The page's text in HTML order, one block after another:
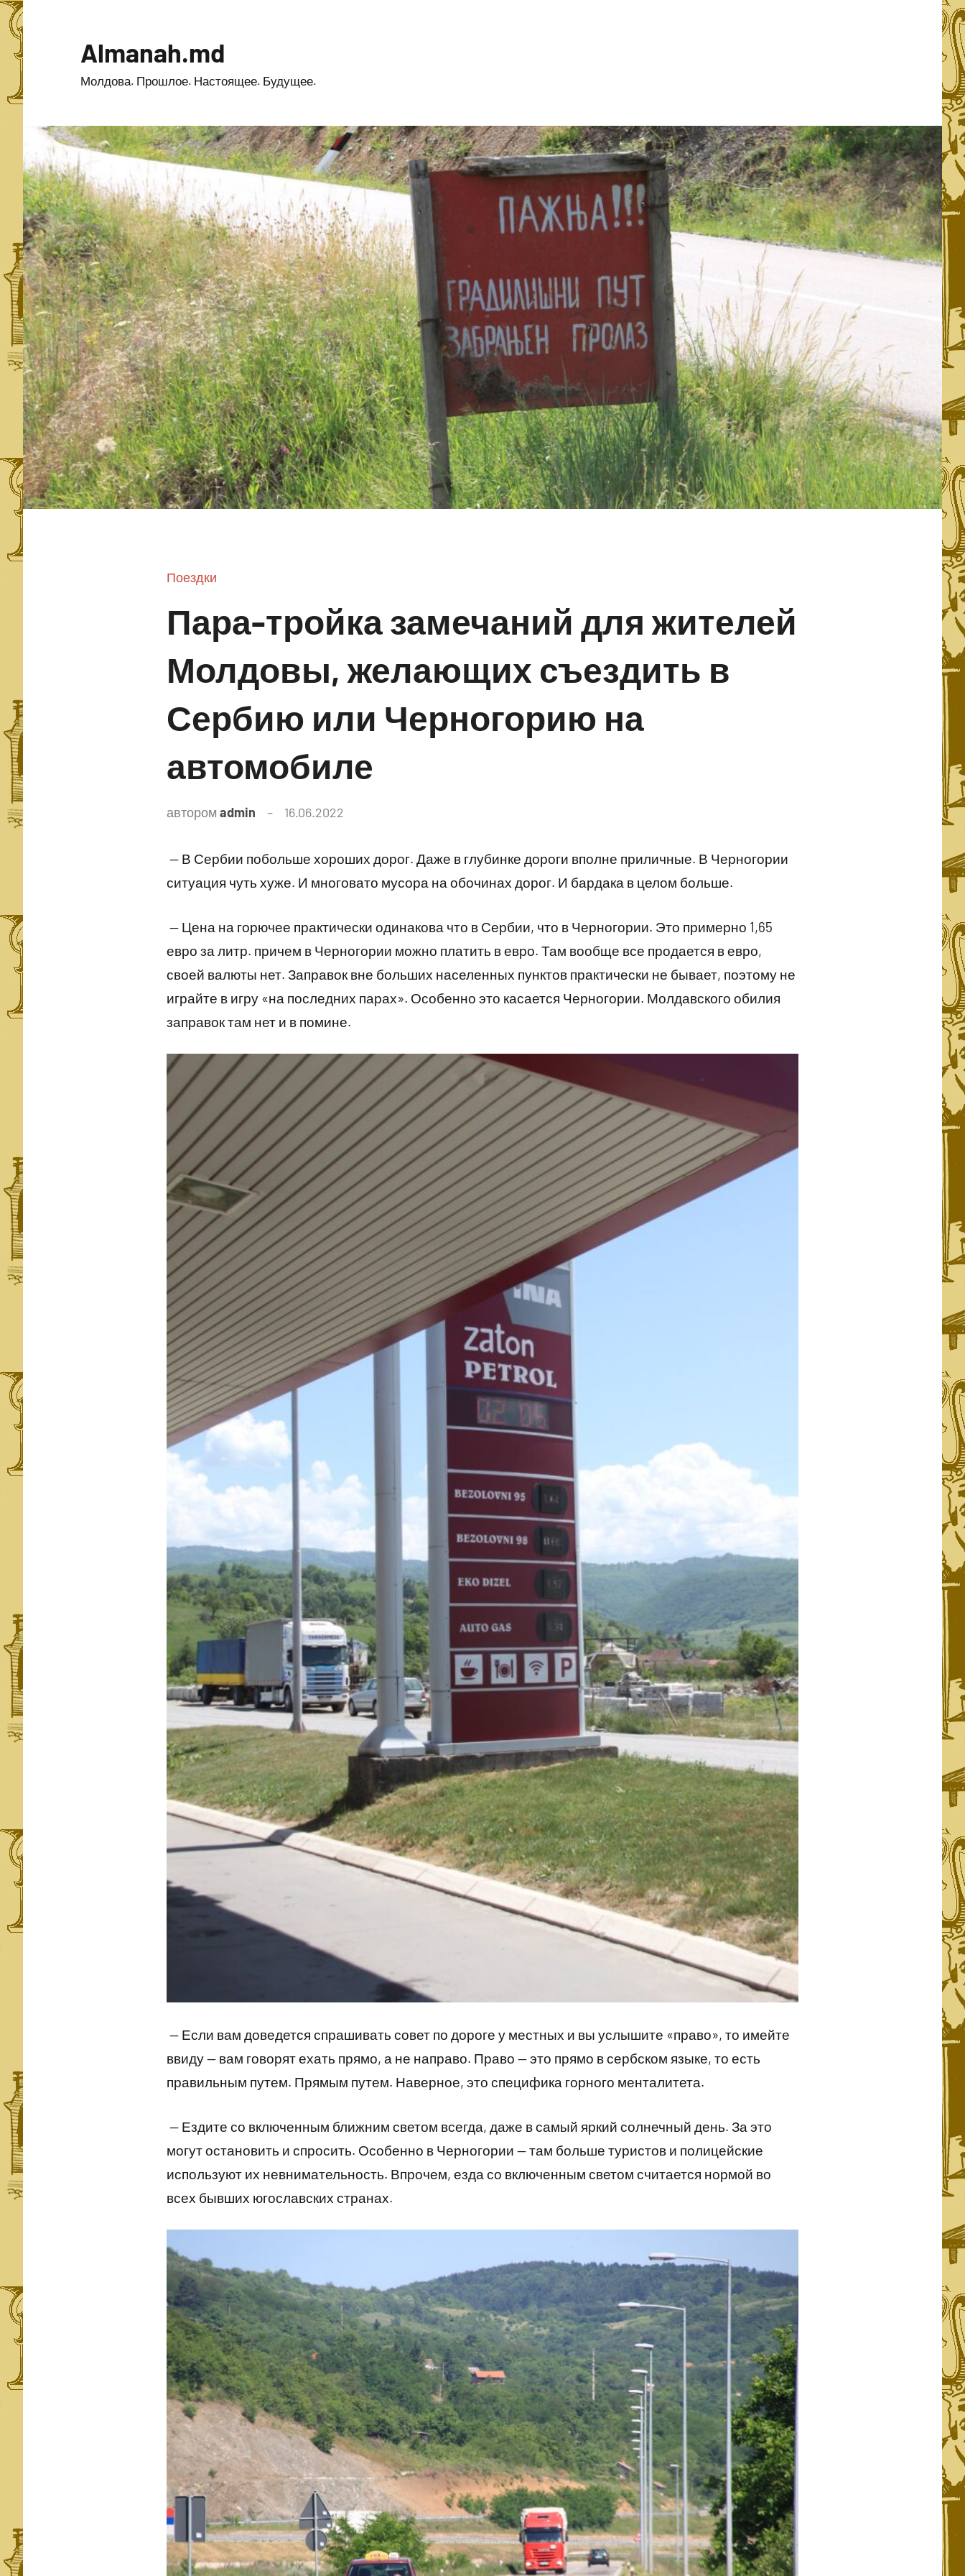
Перейти
к
содержимомуAlmanah.md
Молдова. Прошлое. Настоящее. Будущее.
Поездки
Пара-тройка замечаний для жителей
Молдовы, желающих съездить в
Сербию или Черногорию на
автомобиле
автором admin 16.06.2022
— В Сербии побольше хороших дорог. Даже в глубинке дороги вполне приличные. В Черногории
ситуация чуть хуже. И многовато мусора на обочинах дорог. И бардака в целом больше.
— Цена на горючее практически одинакова что в Сербии, что в Черногории. Это примерно 1,65
евро за литр. причем в Черногории можно платить в евро. Там вообще все продается в евро,
своей валюты нет. Заправок вне больших населенных пунктов практически не бывает, поэтому не
играйте в игру «на последних парах». Особенно это касается Черногории. Молдавского обилия
заправок там нет и в помине.
— Если вам доведется спрашивать совет по дороге у местных и вы услышите «право», то имейте
ввиду — вам говорят ехать прямо, а не направо. Право — это прямо в сербском языке, то есть
правильным путем. Прямым путем. Наверное, это специфика горного менталитета.
— Ездите со включенным ближним светом всегда, даже в самый яркий солнечный день. За это
могут остановить и спросить. Особенно в Черногории — там больше туристов и полицейские
используют их невнимательность. Впрочем, езда со включенным светом считается нормой во
всех бывших югославских странах.